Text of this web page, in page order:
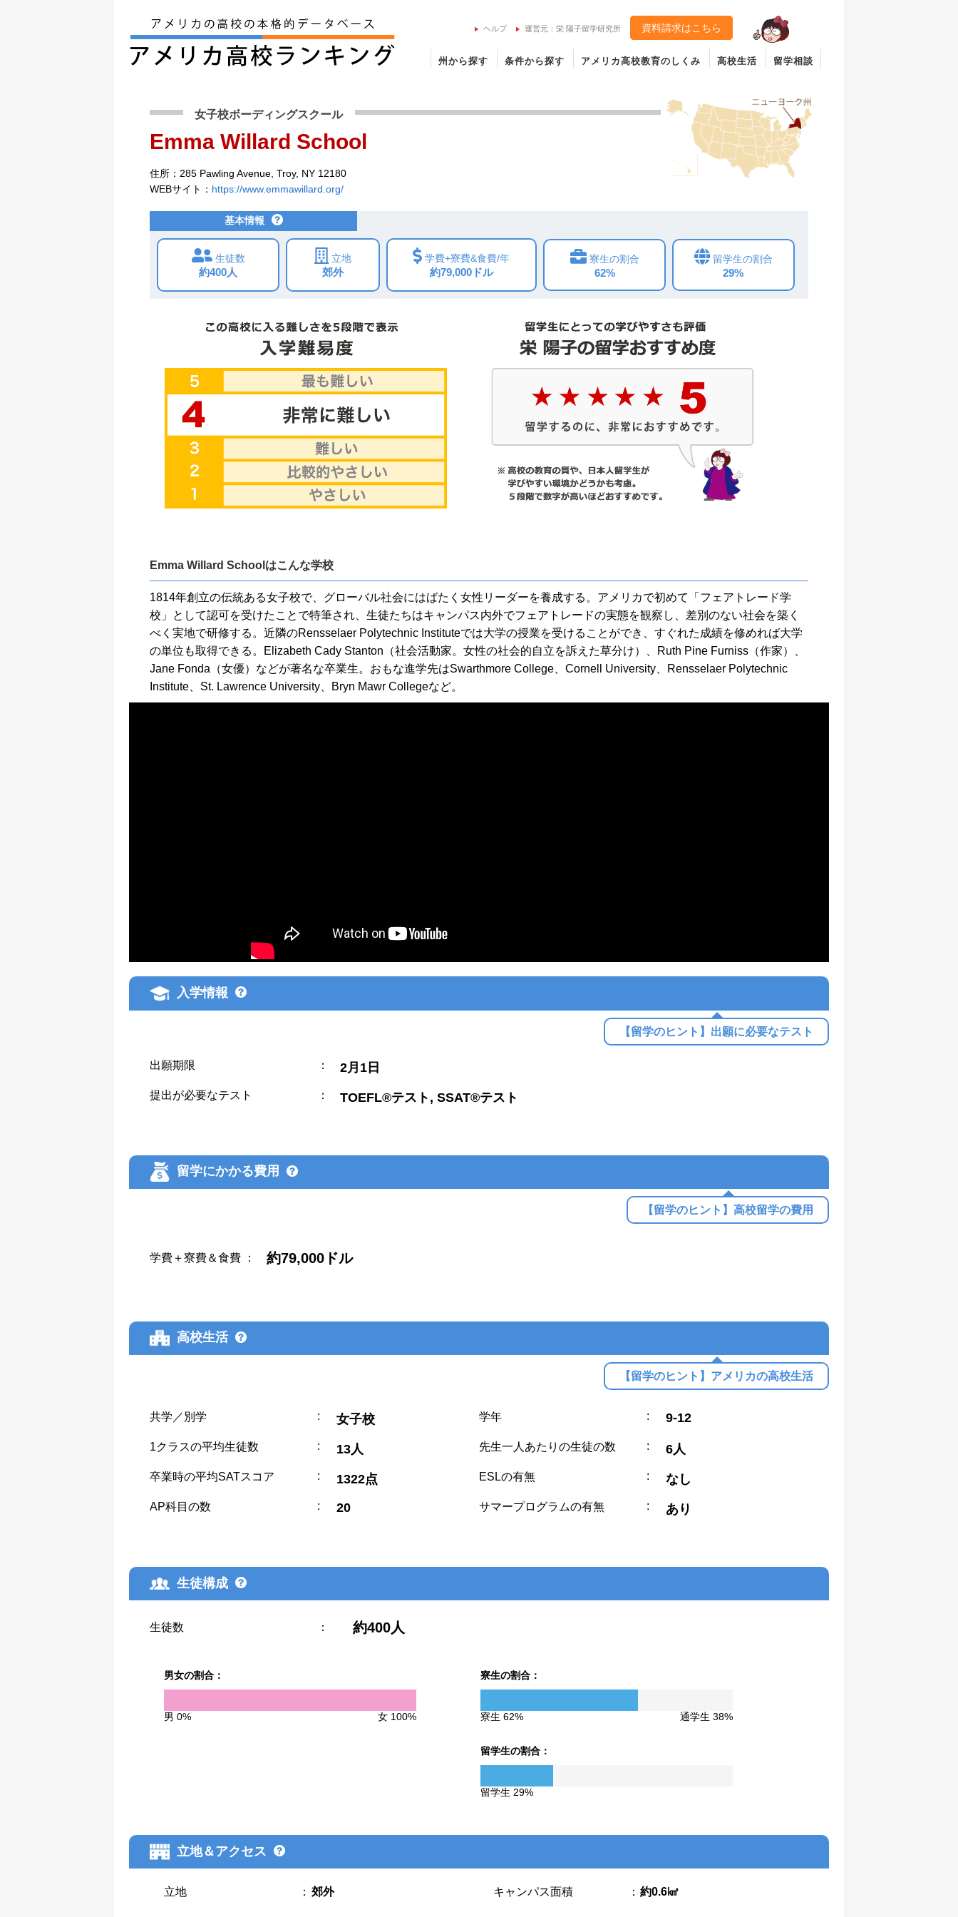
ヘルプ 運営元：栄 陽子留学研究所 資料請求はこちら
州から探す 条件から探す アメリカ高校教育のしくみ 高校生活 留学相談
女子校ボーディングスクール
Emma Willard School
住所：285 Pawling Avenue, Troy, NY 12180
WEBサイト： https://www.emmawillard.org/
基本情報
生徒数
約400人
立地
郊外
学費+寮費&食費/年
約79,000ドル
寮生の割合
62%
留学生の割合
29%
Emma Willard Schoolはこんな学校
1814年創立の伝統ある女子校で、グローバル社会にはばたく女性リーダーを養成する。アメリカで初めて「フェアトレード学
校」として認可を受けたことで特筆され、生徒たちはキャンパス内外でフェアトレードの実態を観察し、差別のない社会を築く
べく実地で研修する。近隣のRensselaer Polytechnic Instituteでは大学の授業を受けることができ、すぐれた成績を修めれば大学
の単位も取得できる。Elizabeth Cady Stanton（社会活動家。女性の社会的自立を訴えた草分け）、Ruth Pine Furniss（作家）、
Jane Fonda（女優）などが著名な卒業生。おもな進学先はSwarthmore College、Cornell University、Rensselaer Polytechnic
Institute、St. Lawrence University、Bryn Mawr Collegeなど。
入学情報
【留学のヒント】出願に必要なテスト
出願期限 ： 2月1日
提出が必要なテスト ： TOEFL®テスト, SSAT®テスト
留学にかかる費用
【留学のヒント】高校留学の費用
学費＋寮費＆食費 ： 約79,000ドル
高校生活
【留学のヒント】アメリカの高校生活
共学／別学 : 女子校 学年 : 9-12
1クラスの平均生徒数 : 13人 先生一人あたりの生徒の数 : 6人
卒業時の平均SATスコア : 1322点 ESLの有無 : なし
AP科目の数 : 20 サマープログラムの有無 : あり
生徒構成
生徒数 ： 約400人
男女の割合：
男 0% 女 100%
寮生の割合：
寮生 62% 通学生 38%
留学生の割合：
留学生 29%
立地＆アクセス
立地 ： 郊外 キャンパス面積 ： 約0.6㎢